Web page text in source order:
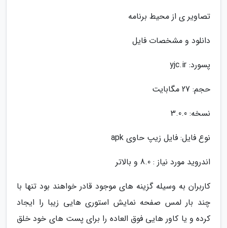
تصاویر ی از محیط برنامه
دانلود و مشخصات فایل
پسورد: yjc.ir
حجم: 27 مگابایت
نسخه: 3.0.0
نوع فایل: فایل زیپ حاوی apk
اندروید مورد نیاز : 8.0 و بالاتر
کاربران به وسیله گزینه های موجود قادر خواهند بود تنها با
چند بار لمس صفحه نمایش استوری هایی زیبا را ایجاد
کرده و یا کاور هایی فوق العاده را برای پست های خود خلق